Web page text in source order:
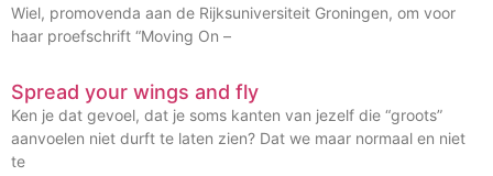
Wiel, promovenda aan de Rijksuniversiteit Groningen, om voor
haar proefschrift “Moving On –
Spread your wings and fly
Ken je dat gevoel, dat je soms kanten van jezelf die “groots”
aanvoelen niet durft te laten zien? Dat we maar normaal en niet
te